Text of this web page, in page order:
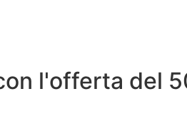
l'offerta del